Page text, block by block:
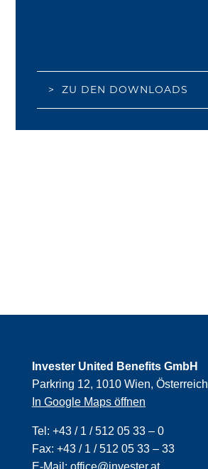
> ZU DEN DOWNLOADS
Invester United Benefits GmbH
Parkring 12, 1010 Wien, Österreich
In Google Maps öffnen
Tel: +43 / 1 / 512 05 33 – 0
Fax: +43 / 1 / 512 05 33 – 33
E-Mail: office@invester.at